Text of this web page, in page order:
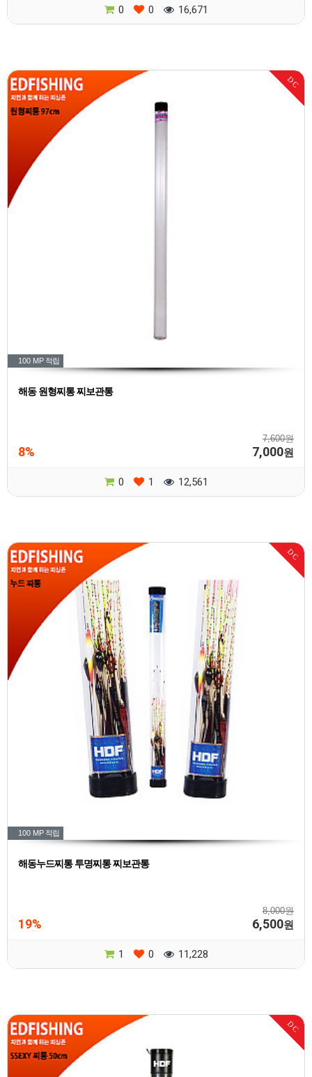
0 0 16,671
DC
100 MP 적립
해동 원형찌통 찌보관통
7,600원
8% 7,000원
0 1 12,561
DC
100 MP 적립
해동누드찌통 투명찌통 찌보관통
8,000원
19% 6,500원
1 0 11,228
DC